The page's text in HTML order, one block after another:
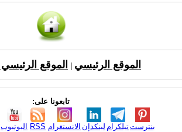
الموقع الرئيسي الموقع
تابعونا على:
اليوتيوب RSS الانستغرام لينكدإن تيلكرامبنترست